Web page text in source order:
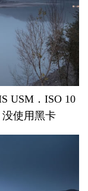
USM．ISO 10
没使用黑卡